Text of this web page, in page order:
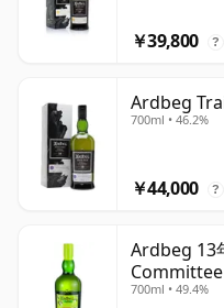
￥39,800 ?
Ardbeg
700ml • 46.2%
￥44,000 ?
Ardbeg 13
700ml • 49.4%